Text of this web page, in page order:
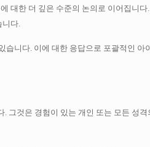
대한 더 깊은 수준의 논의로 이어집니다.
니다.
습니다. 이에 대한 응답으로 포괄적인 아
. 그것은 경험이 있는 개인 또는 모든 성